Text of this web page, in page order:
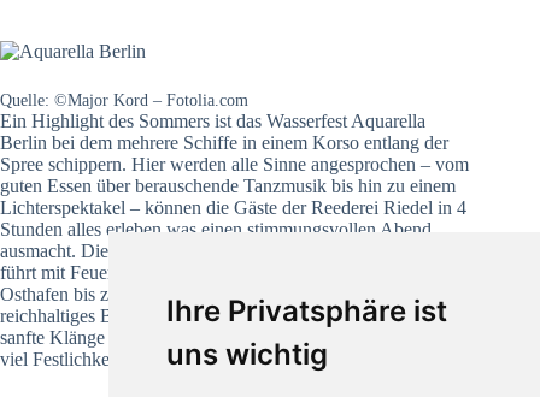
Ihre Privatsphäre ist
uns wichtig
Quelle: ©Major Kord – Fotolia.com
Ein Highlight des Sommers ist das Wasserfest Aquarella
Berlin bei dem mehrere Schiffe in einem Korso entlang der
Spree schippern. Hier werden alle Sinne angesprochen – vom
guten Essen über berauschende Tanzmusik bis hin zu einem
Lichterspektakel – können die Gäste der Reederei Riedel in 4
Stunden alles erleben was einen stimmungsvollen Abend
ausmacht. Die Spreerundfahrt startet an der hansabrücke und
führt mit Feuerwerken an der Mühlendammschleuse und am
Osthafen bis zur Elsenbrücke. Während der Fahrt wird ein
reichhaltiges Buffet serviert und sorgt ein Schiffsballet sowie
sanfte Klänge für entsprechend niveauvolles Ambiente. So
viel Festlichkeit ist nur noch zu Silvester zu erwarten.